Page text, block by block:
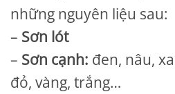
những nguyên liệu sau:
– Sơn lót
– Sơn cạnh: đen, nâu,
đỏ, vàng, trắng…